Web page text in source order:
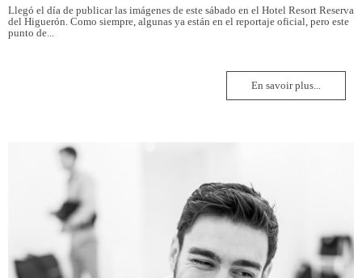
Llegó el día de publicar las imágenes de este sábado en el Hotel Resort Reserva
del Higuerón. Como siempre, algunas ya están en el reportaje oficial, pero este
punto de...
En savoir plus...